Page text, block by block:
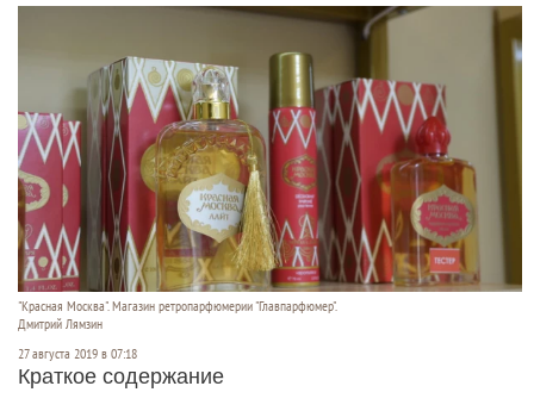
"Красная Москва". Магазин ретропарфюмерии "Главпарфюмер".
Дмитрий Лямзин
27 августа 2019 в 07:18
Краткое содержание